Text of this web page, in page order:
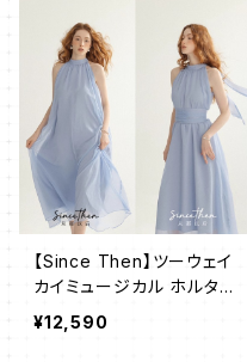
【Since Then】ツーウェイ
カイミュージカル ホルター
ワンピース
¥12,590